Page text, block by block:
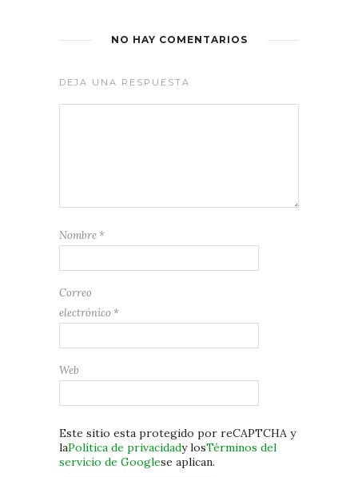
NO HAY COMENTARIOS
DEJA UNA RESPUESTA
Nombre *
Correo
electrónico *
Web
Este sitio esta protegido por reCAPTCHA y
laPolítica de privacidady losTérminos del
servicio de Googlese aplican.